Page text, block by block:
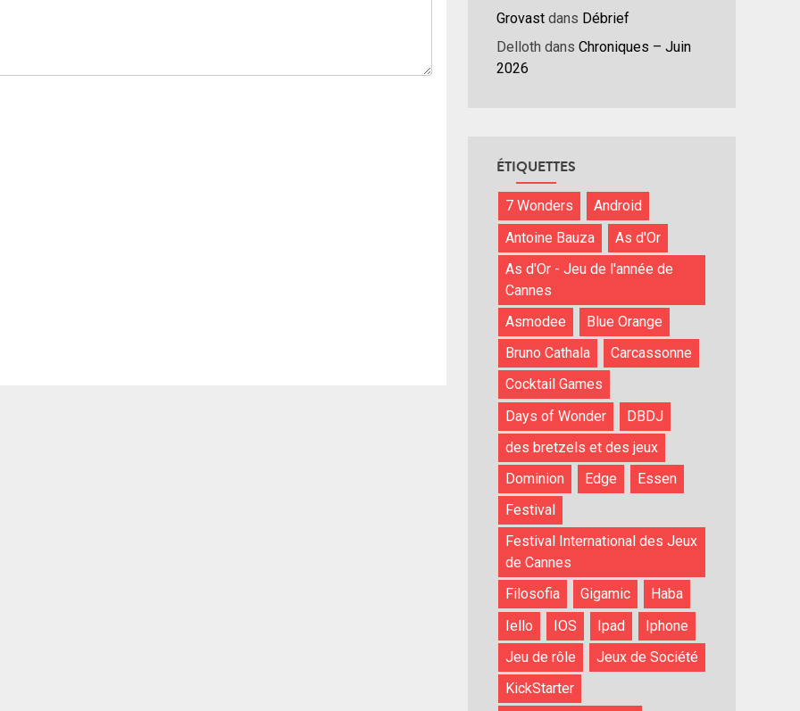
Grovast dans Débrief
Delloth dans Chroniques – Juin
2026
ÉTIQUETTES
7 Wonders
Android
Antoine Bauza
As d'Or
As d'Or - Jeu de l'année de
Cannes
Asmodee
Blue Orange
Bruno Cathala
Carcassonne
Cocktail Games
Days of Wonder
DBDJ
des bretzels et des jeux
Dominion
Edge
Essen
Festival
Festival International des Jeux
de Cannes
Filosofia
Gigamic
Haba
Iello
IOS Ipad
Iphone
Jeu de rôle
Jeux de Société
KickStarter